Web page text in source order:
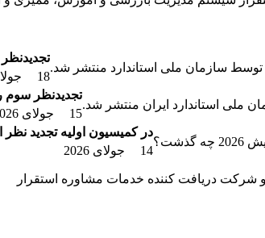
18 جولای 2026
تجدیدنظر سوم
15 جولای 2026
در کمیسیون اولیه تجدید نظر استاندارد 17020
14 جولای 2026